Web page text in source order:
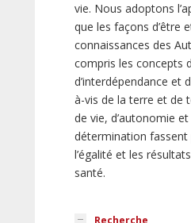
vie. Nous adoptons
que les façons d’être
connaissances des
compris les concepts
d’interdépendance et
à-vis de la terre et de
de vie, d’autonomie et
détermination fassent
l’égalité et les
santé.
Recherche